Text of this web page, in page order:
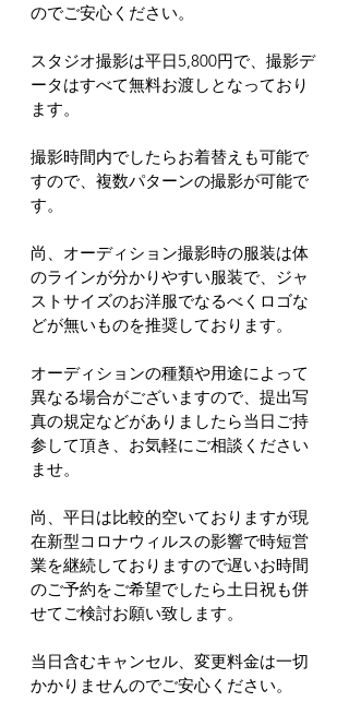
のでご安心ください。
スタジオ撮影は平日5,800円で、撮影デ
ータはすべて無料お渡しとなっており
ます。
撮影時間内でしたらお着替えも可能で
すので、複数パターンの撮影が可能で
す。
尚、オーディション撮影時の服装は体
のラインが分かりやすい服装で、ジャ
ストサイズのお洋服でなるべくロゴな
どが無いものを推奨しております。
オーディションの種類や用途によって
異なる場合がございますので、提出写
真の規定などがありましたら当日ご持
参して頂き、お気軽にご相談ください
ませ。
尚、平日は比較的空いておりますが現
在新型コロナウィルスの影響で時短営
業を継続しておりますので遅いお時間
のご予約をご希望でしたら土日祝も併
せてご検討お願い致します。
当日含むキャンセル、変更料金は一切
かかりませんのでご安心ください。